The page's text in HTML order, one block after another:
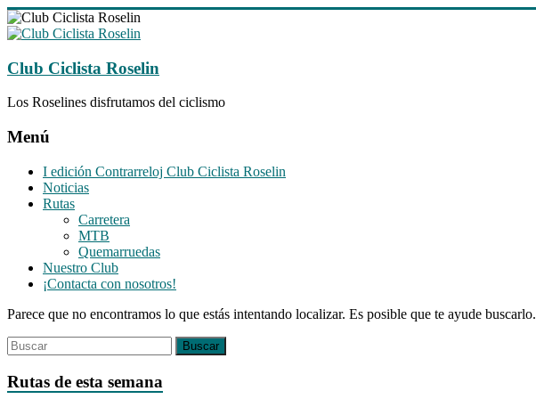
Saltar
al
Club Ciclista Roselin
Los Roselines disfrutamos del ciclismo
Menú
I edición Contrarreloj Club Ciclista Roselin
Noticias
Rutas
Carretera
MTB
Quemarruedas
Nuestro Club
¡Contacta con nosotros!
Parece que no encontramos lo que estás intentando localizar. Es posible que te ayude buscarlo.
Rutas de esta semana